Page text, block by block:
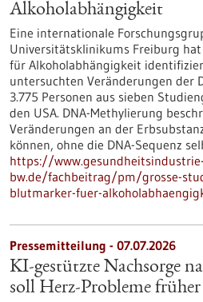
Alkoholabhängigkeit
Eine internationale
Universitätsklinikums Freiburg
für Alkoholabhängigkeit
untersuchten Veränderungen der
3.775 Personen aus sieben
den USA. DNA-Methylierung
Veränderungen an der
können, ohne die DNA-Sequenz
https://www.gesundheitsindustrie-
bw.de/fachbeitrag/pm/grosse-
blutmarker-fuer-
Pressemitteilung - 07.07.2026
KI-gestützte Nachsorge
soll Herz-Probleme früher